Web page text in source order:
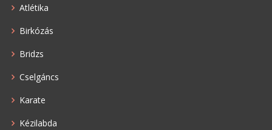
Atlétika
Birkózás
Bridzs
Cselgáncs
Karate
Kézilabda